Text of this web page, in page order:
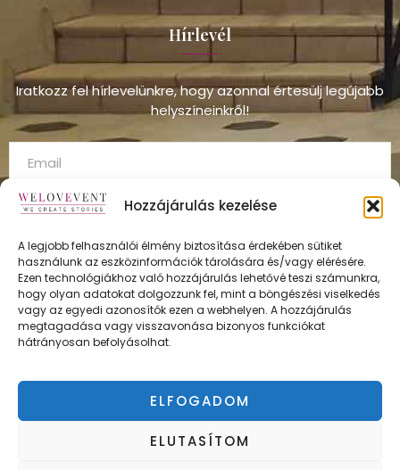
Hozzájárulás kezelése
A legjobb felhasználói élmény biztosítása érdekében sütiket
használunk az eszközinformációk tárolására és/vagy elérésére.
Ezen technológiákhoz való hozzájárulás lehetővé teszi számunkra,
hogy olyan adatokat dolgozzunk fel, mint a böngészési viselkedés
vagy az egyedi azonosítók ezen a webhelyen. A hozzájárulás
megtagadása vagy visszavonása bizonyos funkciókat
hátrányosan befolyásolhat.
ELFOGADOM
ELUTASÍTOM
Hírlevél
Iratkozz fel hírlevelünkre, hogy azonnal értesülj legújabb
helyszíneinkről!
FELÍRATKOZÁS
Adatvédelmi irányelvek
Impresszum